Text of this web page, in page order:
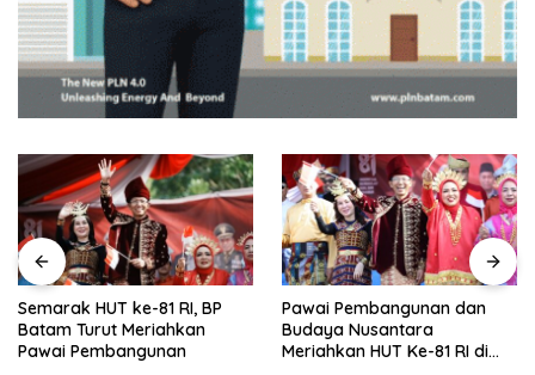
Semarak HUT ke-81 RI, BP
Batam Turut Meriahkan
Pawai Pembangunan
Pawai Pembangunan dan
Budaya Nusantara
Meriahkan HUT Ke-81 RI di